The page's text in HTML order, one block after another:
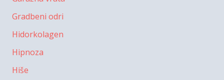
Gradbeni odri
Hidorkolagen
Hipnoza
Hiše